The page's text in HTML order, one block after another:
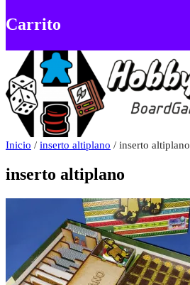
Carrito
Inicio / inserto altiplano / inserto altiplano
inserto altiplano